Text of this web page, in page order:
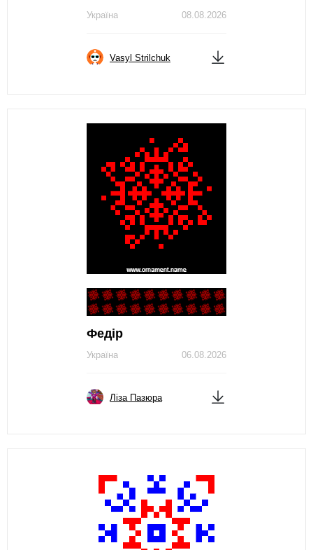
08.08.2026
Україна
Vasyl Strilchuk
Федір
06.08.2026
Україна
Ліза Пазюра